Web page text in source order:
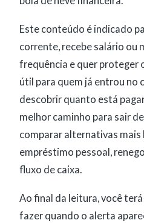
Este conteúdo é indicado
corrente, recebe salário ou
frequência e quer proteger
útil para quem já entrou no
descobrir quanto está
melhor caminho para sair
comparar alternativas mais
empréstimo pessoal,
fluxo de caixa.
Ao final da leitura, você
fazer quando o alerta